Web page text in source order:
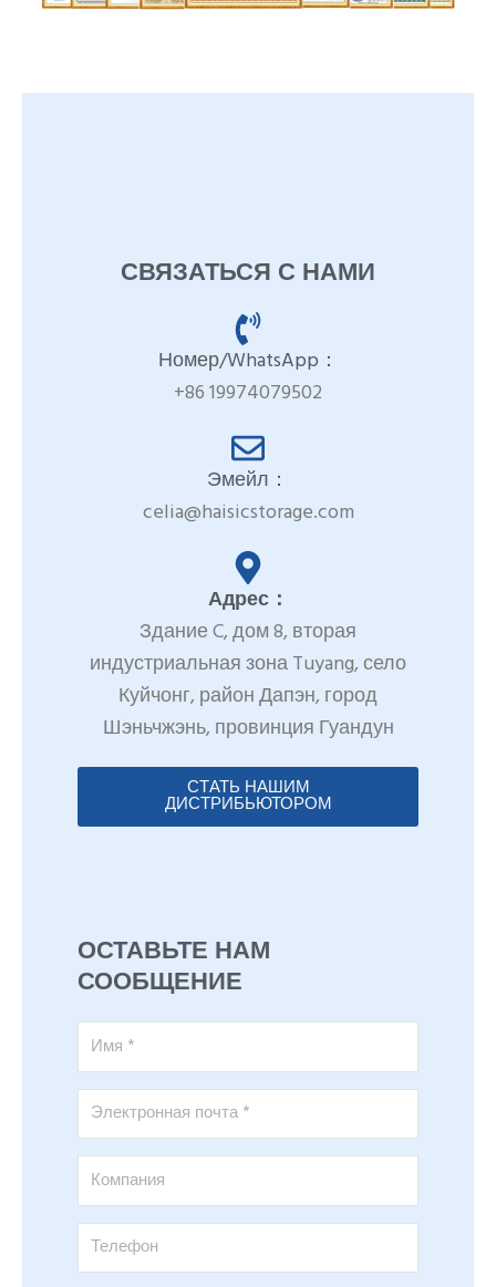
СВЯЗАТЬСЯ С НАМИ
Номер/WhatsApp：
+86 19974079502
Эмейл：
celia@haisicstorage.com
Адрес：
Здание C, дом 8, вторая
индустриальная зона Tuyang, село
Куйчонг, район Дапэн, город
Шэньчжэнь, провинция Гуандун
СТАТЬ НАШИМ
ДИСТРИБЬЮТОРОМ
ОСТАВЬТЕ НАМ
СООБЩЕНИЕ
Имя
*
Электронная
почта
Компания
Телефон